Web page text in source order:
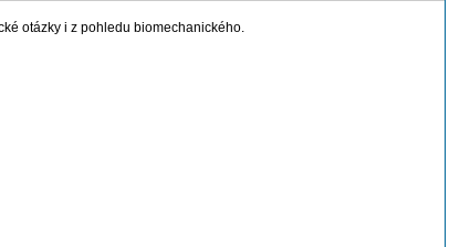
otázky i z pohledu biomechanického.